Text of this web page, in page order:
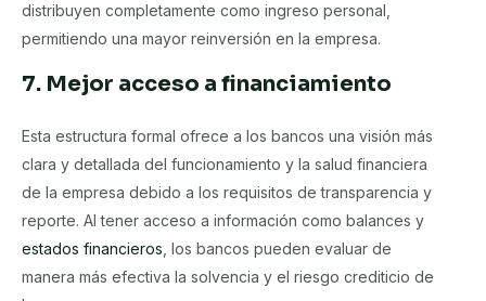
distribuyen completamente como ingreso personal,
permitiendo una mayor reinversión en la empresa.
7. Mejor acceso a financiamiento
Esta estructura formal ofrece a los bancos una visión más
clara y detallada del funcionamiento y la salud financiera
de la empresa debido a los requisitos de transparencia y
reporte. Al tener acceso a información como balances y
estados financieros , los bancos pueden evaluar de
manera más efectiva la solvencia y el riesgo crediticio de